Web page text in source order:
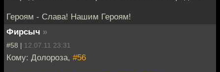
Героям - Слава! Нашим Героям!
Фирсыч »
#58 | 12.07.11 23:31
Кому: Долороза, #56